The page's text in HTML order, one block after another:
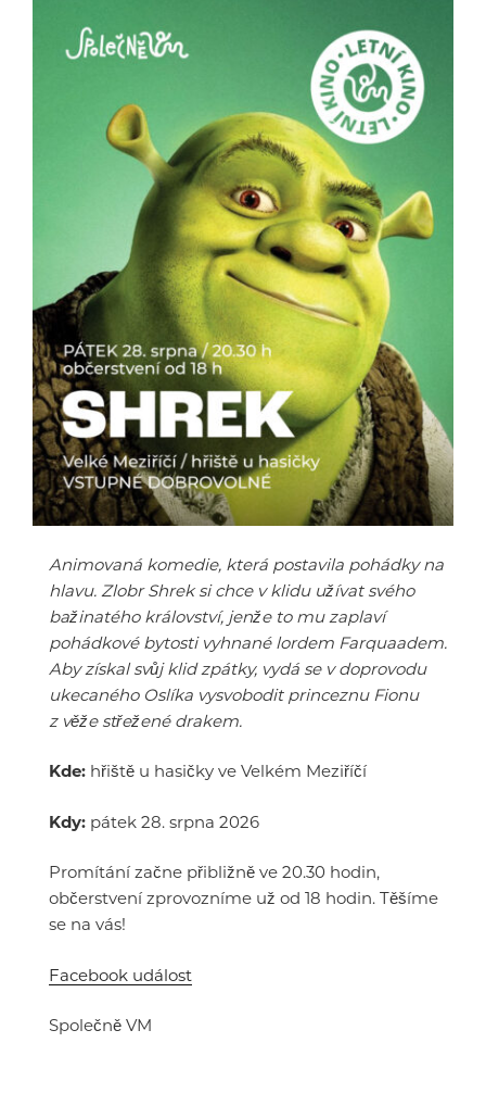
Animovaná komedie, která postavila pohádky na
hlavu. Zlobr Shrek si chce v klidu užívat svého
bažinatého království, jenže to mu zaplaví
pohádkové bytosti vyhnané lordem Farquaadem.
Aby získal svůj klid zpátky, vydá se v doprovodu
ukecaného Oslíka vysvobodit princeznu Fionu
z věže střežené drakem.
Kde: hřiště u hasičky ve Velkém Meziříčí
Kdy: pátek 28. srpna 2026
Promítání začne přibližně ve 20.30 hodin,
občerstvení zprovozníme už od 18 hodin. Těšíme
se na vás!
Facebook událost
Společně VM